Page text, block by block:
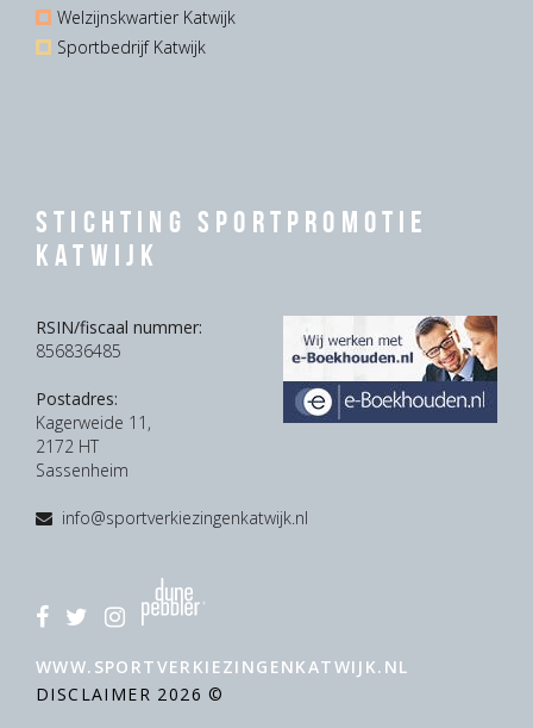
Welzijnskwartier Katwijk
Sportbedrijf Katwijk
Stichting Sportpromotie
Katwijk
RSIN/fiscaal nummer:
856836485
Postadres:
Kagerweide 11,
2172 HT
Sassenheim
info@sportverkiezingenkatwijk.nl
WWW.SPORTVERKIEZINGENKATWIJK.NL
DISCLAIMER 2026 ©